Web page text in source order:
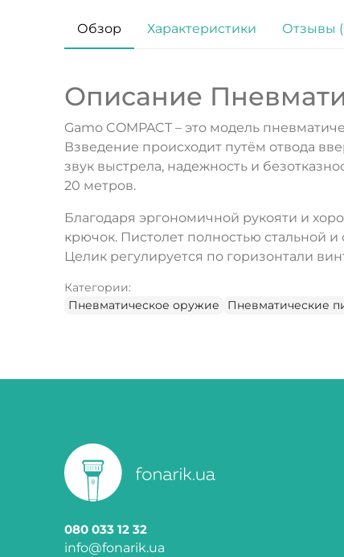
Обзор Характеристики Отзывы
Описание
Gamo COMPACT – это модель
Взведение происходит путём отвода
звук выстрела, надежность и
20 метров.
Благодаря эргономичной рукояти и
крючок. Пистолет полностью стальной
Целик регулируется по горизонтали
Категории:
Пневматическое оружие
Пневматические
080 033 12 32
info@fonarik.ua